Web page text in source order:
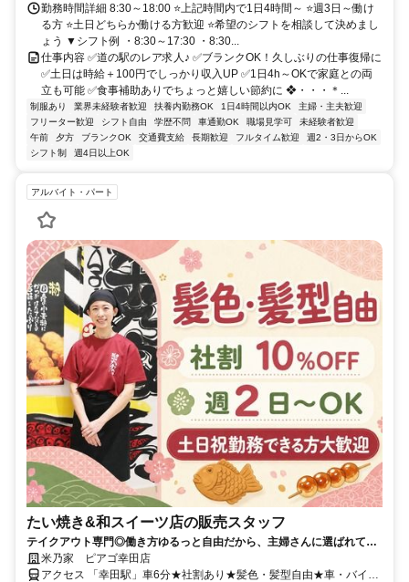
勤務時間詳細 8:30～18:00 ⭐上記時間内で1日4時間～ ⭐週3日～働け
る方 ⭐土日どちらか働ける方歓迎 ⭐希望のシフトを相談して決めまし
ょう ▼シフト例 ・8:30～17:30 ・8:30...
仕事内容 ✅道の駅のレア求人♪ ✅ブランクOK！久しぶりの仕事復帰に
✅土日は時給＋100円でしっかり収入UP ✅1日4h～OKで家庭との両
立も可能 ✅食事補助ありでちょっと嬉しい節約に ❖・・・＊...
制服あり 業界未経験者歓迎 扶養内勤務OK 1日4時間以内OK
主婦・主夫歓迎
フリーター歓迎
シフト自由 学歴不問 車通勤OK 職場見学可
未経験者歓迎
午前
夕方 ブランクOK 交通費支給 長期歓迎 フルタイム歓迎
週2・3日からOK
シフト制
週4日以上OK
アルバイト・パート
たい焼き&和スイーツ店の販売スタッフ
テイクアウト専門◎働き方ゆるっと自由だから、主婦さんに選ばれてい
ます！
米乃家 ピアゴ幸田店
アクセス 「幸田駅」車6分★社割あり★髪色・髪型自由★車・バイク